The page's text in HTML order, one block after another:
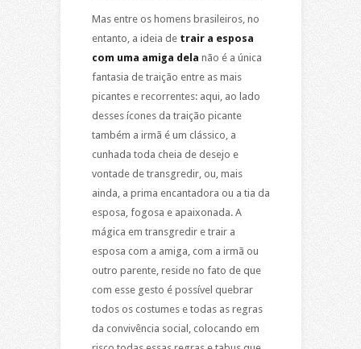
Mas entre os homens brasileiros, no
entanto, a ideia de trair a esposa
com uma amiga dela não é a única
fantasia de traição entre as mais
picantes e recorrentes: aqui, ao lado
desses ícones da traição picante
também a irmã é um clássico, a
cunhada toda cheia de desejo e
vontade de transgredir, ou, mais
ainda, a prima encantadora ou a tia da
esposa, fogosa e apaixonada. A
mágica em transgredir e trair a
esposa com a amiga, com a irmã ou
outro parente, reside no fato de que
com esse gesto é possível quebrar
todos os costumes e todas as regras
da convivência social, colocando em